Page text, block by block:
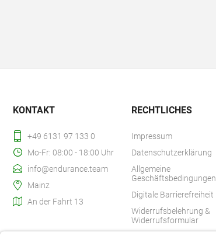
KONTAKT
+49 6131 97 133 0
Mo-Fr: 08:00 - 18:00 Uhr
info@endurance.team
Mainz
An der Fahrt 13
RECHTLICHES
Impressum
Datenschutzerklärung
Allgemeine
Geschäftsbedingungen
Digitale Barrierefreiheit
Widerrufsbelehrung &
Widerrufsformular